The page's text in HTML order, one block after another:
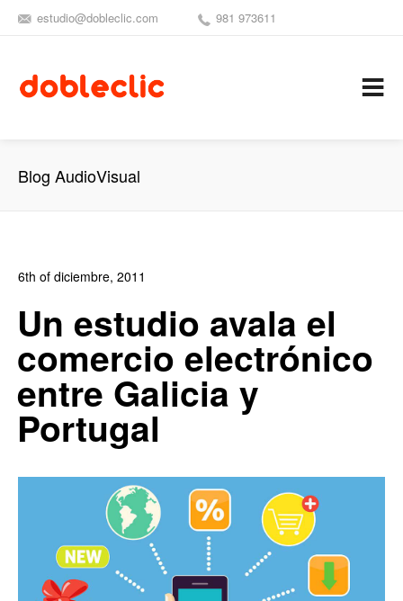
estudio@dobleclic.com 981 973611
Blog AudioVisual
6th of diciembre, 2011
0
Un estudio avala el
comercio electrónico
entre Galicia y
Portugal